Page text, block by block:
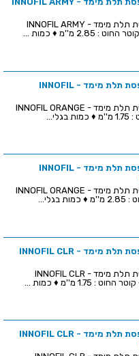
גליל חוט PLA למדפסת תלת מימד - INNOFIL ARMY
גליל חוט PLA למדפסת תלת מימד - INNOFIL
גליל חוט PLA למדפסת תלת מימד - INNOFIL ORANGE
גליל חוט PLA למדפסת תלת מימד - INNOFIL
גליל חוט PLA למדפסת תלת מימד - INNOFIL ORANGE
גליל חוט PLA למדפסת תלת מימד - INNOFIL CLR
גליל חוט PLA למדפסת תלת מימד - INNOFIL CLR
גליל חוט PLA למדפסת תלת מימד - INNOFIL CLR